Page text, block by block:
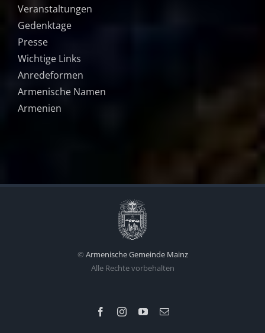
Veranstaltungen
Gedenktage
Presse
Wichtige Links
Anredeformen
Armenische Namen
Armenien
© Armenische Gemeinde Mainz
Alle Rechte vorbehalten
FacebookInstagramYouTubeEmail